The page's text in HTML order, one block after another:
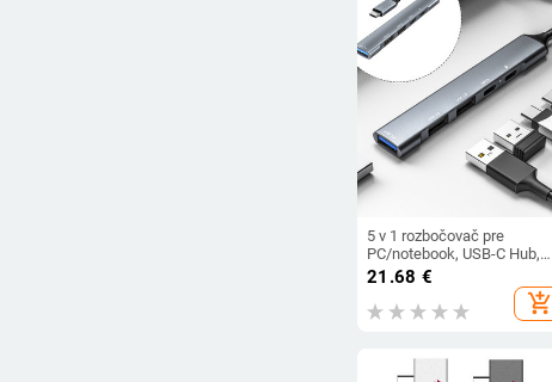
5 v 1 rozbočovač pre
PC/notebook, USB-C Hub,
prenos dát, napájanie,
gigabitový ethernetový
multiportový adaptér, hub
typu C, RJ45 LAN adaptér
21.68 €
add_shopping_cart